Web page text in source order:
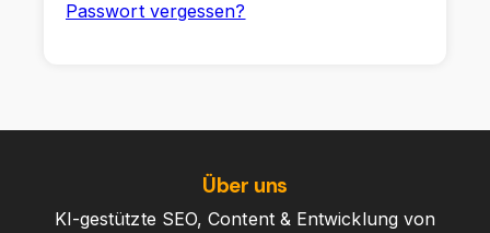
Passwort vergessen?
Über uns
KI-gestützte SEO, Content & Entwicklung von